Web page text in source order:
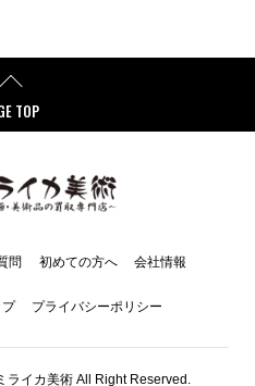
TOP
問 初めての方へ 会社情報
プライバシーポリシー
イカ美術 All Right Reserved.